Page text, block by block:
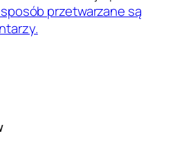
przetwarzane są